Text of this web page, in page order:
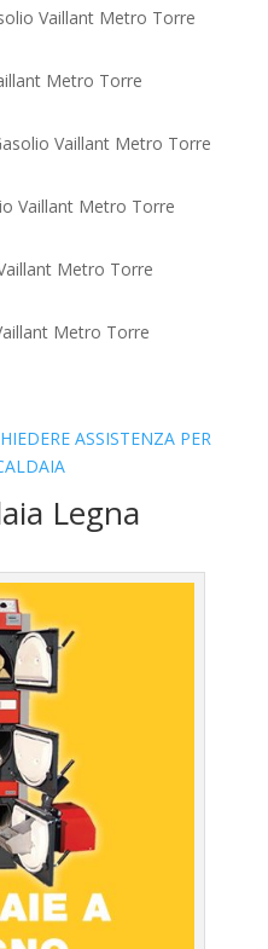
Vaillant Metro Torre
Metro Torre
Vaillant Metro Torre
Vaillant Metro Torre
Metro Torre
Metro Torre
ASSISTENZA PER
Legna